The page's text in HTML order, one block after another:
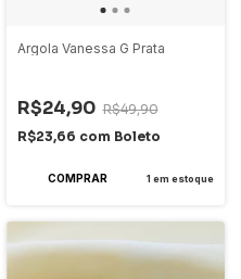
Argola Vanessa G Prata
R$24,90 R$49,90
R$23,66 com Boleto
1 em estoque